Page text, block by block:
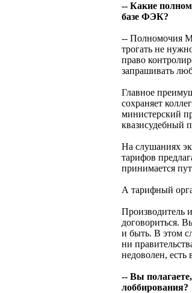
-- Какие
базе ФЭК?
-- Полномочия
трогать не
право
запрашивать
Главное
сохраняет
министерский
квазисудебный
На слушаниях
тарифов
принимается
А тарифный
Производитель
договориться.
и быть. В этом
ни
недоволен, есть
-- Вы
лоббирования?